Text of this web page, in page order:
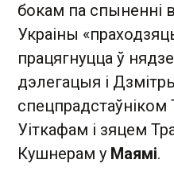
бокам па спыненні
Украіны
працягнуцца ў
дэлегацыя і
Уіткафам і зяцем
Кушнерам у Маямі.